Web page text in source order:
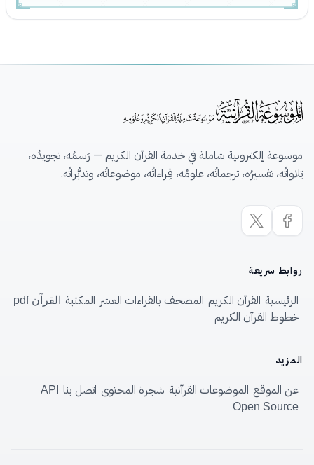
موسوعة إلكترونية شاملة في خدمة القرآن الكريم — رَسمُه، تجويدُه،
تِلاواتُه، تفسيرُه، ترجماتُه، علومُه، قِراءاتُه، موضوعاتُه، وتدبُّراتُه.
روابط سريعة
الرئيسية القرآن الكريم المصحف بالقراءات العشر المكتبة القرآن pdf
خطوط القرآن الكريم
المزيد
عن الموقع الموضوعات القرآنية شجرة المحتوى اتصل بنا
API
Open Source